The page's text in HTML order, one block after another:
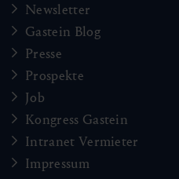
Newsletter
Gastein Blog
Presse
Prospekte
Job
Kongress Gastein
Intranet Vermieter
Impressum